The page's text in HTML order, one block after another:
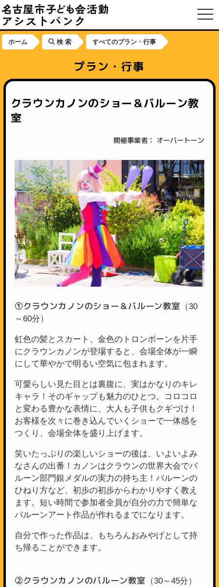
ホーム 検 索 すべてのプラン・行事
プラン・行事
クラウンカノンのショー＆バルーン教
室
開催事業者： オーバートーン
①クラウンカノンのショー＆バルーン教室
（30
～60分）
虹色の髪とスカート、金色のトロンボーンを片手
にクラウンカノンが登場すると、会場全体が一瞬
にして華やかで明るい空気に包まれます。
可愛らしい見た目とは裏腹に、実はかなりのキレ
キャラ！そのギャップも魅力のひとつ。コロコロ
と変わる豊かな表情に、大人も子供もクギづけ！
お客様を次々に巻き込んでいくショーで一体感を
つくり、会場全体を盛り上げます。
笑いたっぷりの楽しいショーの後は、いよいよみ
なさんの出番！カノンはクラウンの世界大会でバ
ルーン部門銀メダルの実力の持ち主！バルーンの
ひねり方など、初歩の初歩からわかりやすく教え
ます。短い時間で参加者全員が自分の力で簡単な
バルーンアート作品が作れるまでになります。
自分で作った作品は、もちろんおみやげとして持
ち帰ることができます。
②クラウンカノンのバルーン教室 （30～45分）